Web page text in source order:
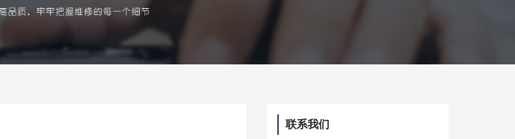
联系我们